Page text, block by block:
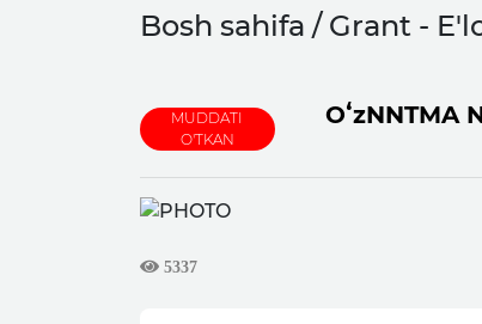
Bosh sahifa / Grant -
MUDDATI
O'TKAN
5337